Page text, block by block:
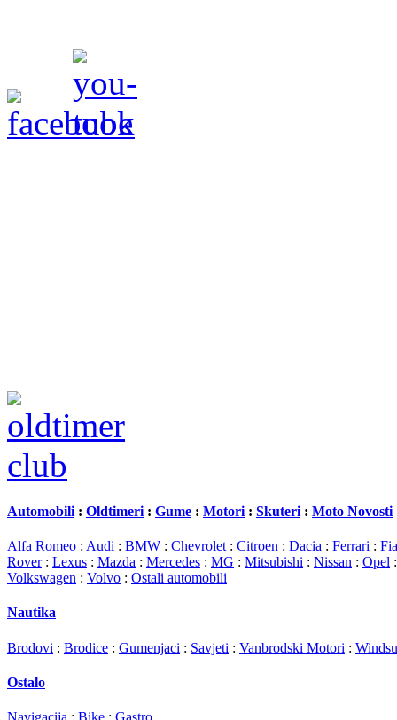
Automobili : Oldtimeri : Gume : Motori : Skuteri : Moto Novosti
Alfa Romeo : Audi : BMW : Chevrolet : Citroen : Dacia : Ferrari :
Rover: Lexus : Mazda : Mercedes : MG : Mitsubishi : Nissan : Opel
Volkswagen : Volvo : Ostali automobili
Nautika
Brodovi : Brodice : Gumenjaci : Savjeti : Vanbrodski Motori :
Ostalo